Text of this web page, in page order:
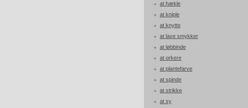
at hækle
at kniple
at knytte
at lave smykker
at løbbinde
at orkere
at plantefarve
at spinde
at strikke
at sy